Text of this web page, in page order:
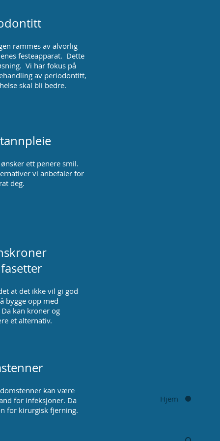
Hjem
rammes av alvorlig
festeapparat. Dette
Vi har fokus på
av periodontitt,
skal bli bedre.
ett penere smil.
vi anbefaler for
deg.
at det ikke vil gi god
bygge opp med
kan kroner og
et alternativ.
kan være
for infeksjoner. Da
for kirurgisk fjerning.